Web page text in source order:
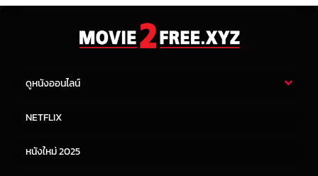
ดูหนังออนไลน์
หนังจีน
NETFLIX
หนังใหม่ 2025